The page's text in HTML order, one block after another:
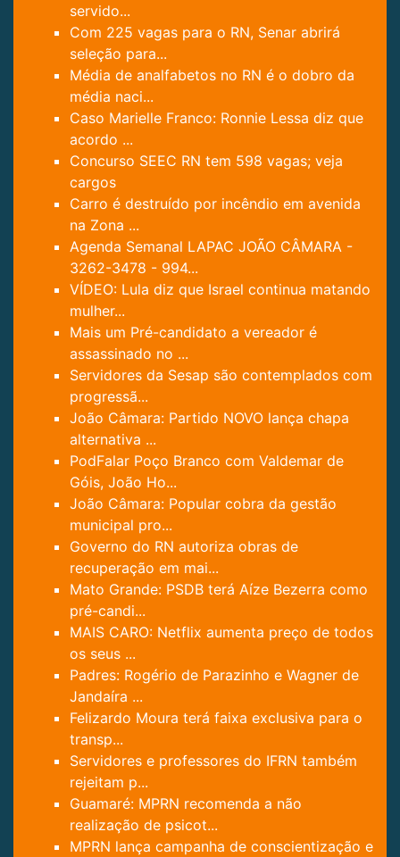
servido...
Com 225 vagas para o RN, Senar abrirá
seleção para...
Média de analfabetos no RN é o dobro da
média naci...
Caso Marielle Franco: Ronnie Lessa diz que
acordo ...
Concurso SEEC RN tem 598 vagas; veja
cargos
Carro é destruído por incêndio em avenida
na Zona ...
Agenda Semanal LAPAC JOÃO CÂMARA -
3262-3478 - 994...
VÍDEO: Lula diz que Israel continua matando
mulher...
Mais um Pré-candidato a vereador é
assassinado no ...
Servidores da Sesap são contemplados com
progressã...
João Câmara: Partido NOVO lança chapa
alternativa ...
PodFalar Poço Branco com Valdemar de
Góis, João Ho...
João Câmara: Popular cobra da gestão
municipal pro...
Governo do RN autoriza obras de
recuperação em mai...
Mato Grande: PSDB terá Aíze Bezerra como
pré-candi...
MAIS CARO: Netflix aumenta preço de todos
os seus ...
Padres: Rogério de Parazinho e Wagner de
Jandaíra ...
Felizardo Moura terá faixa exclusiva para o
transp...
Servidores e professores do IFRN também
rejeitam p...
Guamaré: MPRN recomenda a não
realização de psicot...
MPRN lança campanha de conscientização e